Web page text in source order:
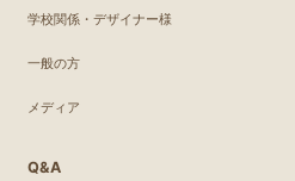
学校関係・デザイナー様
一般の方
メディア
Q&A